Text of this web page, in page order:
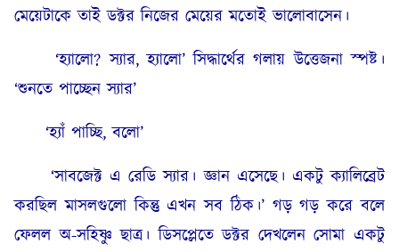
মেয়েটাকে তাই ডক্টর নিজের মেয়ের মতোই ভালোবাসেন।
‘হ্যালো? স্যার, হ্যালো’ সিদ্ধার্থের গলায় উত্তেজনা স্পষ্ট।
‘শুনতে পাচ্ছেন স্যার’
‘হ্যাঁ পাচ্ছি, বলো’
‘সাবজেক্ট এ রেডি স্যার। জ্ঞান এসেছে। একটু ক্যালিব্রেট
করছিল মাসলগুলো কিন্তু এখন সব ঠিক।’ গড় গড় করে বলে
ফেলল অ-সহিষ্ণু ছাত্র। ডিসপ্লেতে ডক্টর দেখলেন সোমা একটু